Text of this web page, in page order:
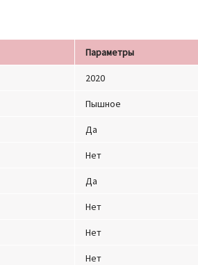
Параметры
2020
Пышное
Да
Нет
Да
Нет
Нет
Нет